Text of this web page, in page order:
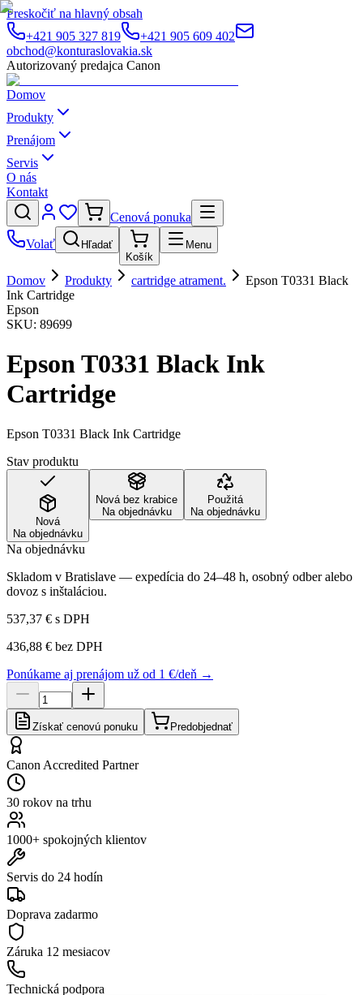
Preskočiť na hlavný obsah
+421 905 327 819
+421 905 609 402
obchod@konturaslovakia.sk
Autorizovaný predajca Canon
Domov
Produkty
Prenájom
Servis
O nás
Kontakt
Cenová ponuka
Volať
Hľadať
Košík
Menu
Domov Produkty cartridge atrament.
Epson T0331 Black
Ink Cartridge
Epson
SKU: 89699
Epson T0331 Black Ink
Cartridge
Epson T0331 Black Ink Cartridge
Stav produktu
Nová
Na objednávku
Nová bez krabice
Na objednávku
Použitá
Na objednávku
Na objednávku
Skladom v Bratislave — expedícia do 24–48 h, osobný odber alebo
dovoz s inštaláciou.
537,37 € s DPH
436,88 € bez DPH
Ponúkame aj prenájom už od 1 €/deň →
Získať cenovú ponuku Predobjednať
Canon Accredited Partner
30 rokov na trhu
1000+ spokojných klientov
Servis do 24 hodín
Doprava zadarmo
Záruka 12 mesiacov
Technická podpora